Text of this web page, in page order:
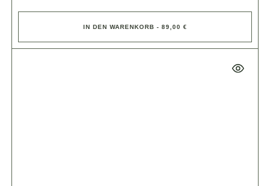
IN DEN WARENKORB - 89,00 €